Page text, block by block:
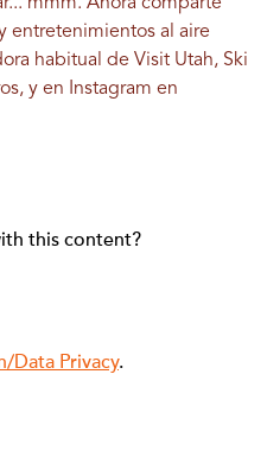
entretenimientos al aire
habitual de Visit Utah, Ski
y en Instagram en